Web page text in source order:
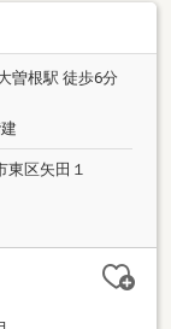
曽根駅 徒歩6分
東区矢田１